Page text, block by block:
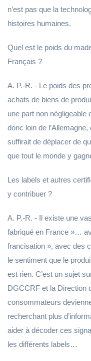
n’est pas que la
histoires humaines.
Quel est le poids du
Français ?
A. P.-R. - Le poids des
achats de biens de
une part non négligeable
donc loin de
suffirait de déplacer de
que tout le monde y
Les labels et autres
y contribuer ?
A. P.-R. - Il existe une
fabriqué en France »…
francisation », avec des
le sentiment que le
est rien. C’est un sujet
DGCCRF et la Direction
consommateurs
recherchant plus
aider à décoder ces
les différents labels…